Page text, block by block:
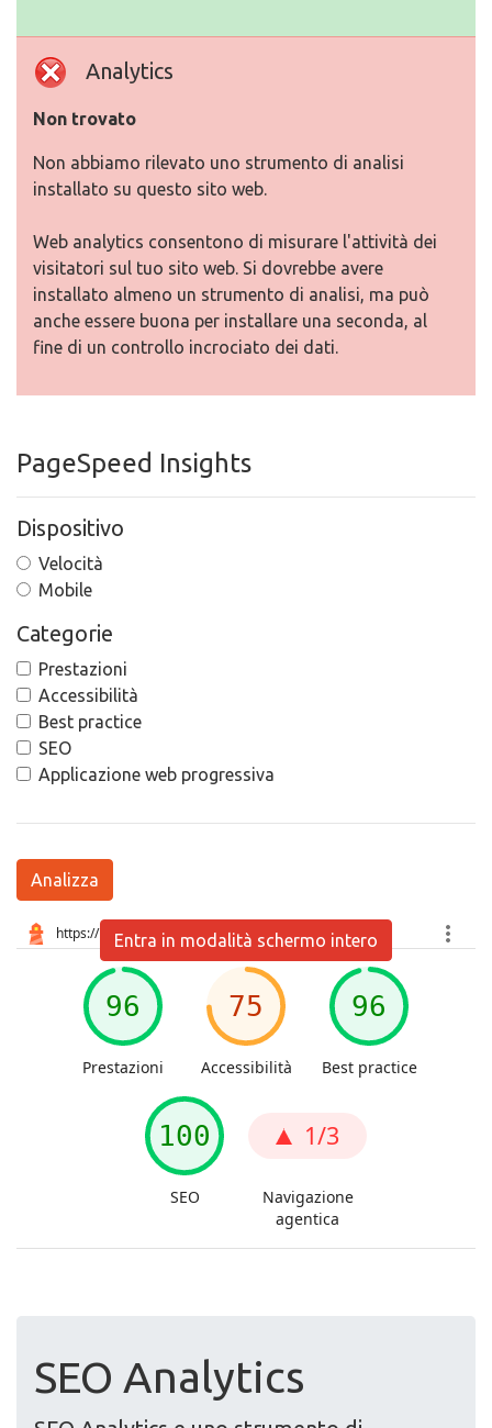
Analytics
Non trovato
Non abbiamo rilevato uno strumento di analisi
installato su questo sito web.
Web analytics consentono di misurare l'attività dei
visitatori sul tuo sito web. Si dovrebbe avere
installato almeno un strumento di analisi, ma può
anche essere buona per installare una seconda, al
fine di un controllo incrociato dei dati.
PageSpeed Insights
Dispositivo
Velocità
Mobile
Categorie
Prestazioni
Accessibilità
Best practice
SEO
Applicazione web progressiva
Analizza
Entra in modalità schermo intero
SEO Analytics